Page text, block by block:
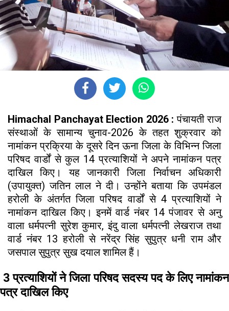
Himachal Panchayat Election 2026 :पंचायती राज
संस्थाओं के सामान्य चुनाव-2026 के तहत शुक्रवार को
नामांकन प्रक्रिया के दूसरे दिन ऊना जिला के विभिन्न जिला
परिषद वार्डों से कुल 14 प्रत्याशियों ने अपने नामांकन पत्र
दाखिल किए। यह जानकारी जिला निर्वाचन अधिकारी
(उपायुक्त) जतिन लाल ने दी। उन्होंने बताया कि उपमंडल
हरोली के अंतर्गत जिला परिषद वार्डों से 4 प्रत्याशियों ने
नामांकन दाखिल किए। इनमें वार्ड नंबर 14 पंजावर से अनु
वाला धर्मपत्नी सुरेश कुमार, इंदु वाला धर्मपत्नी लेखराज तथा
वार्ड नंबर 13 हरोली से नरेंद्र सिंह सुपुत्र धनी राम और
जसपाल सुपुत्र सुख दयाल शामिल हैं।
3 प्रत्याशियों ने जिला परिषद सदस्य पद के लिए नामांकन
पत्र दाखिल किए